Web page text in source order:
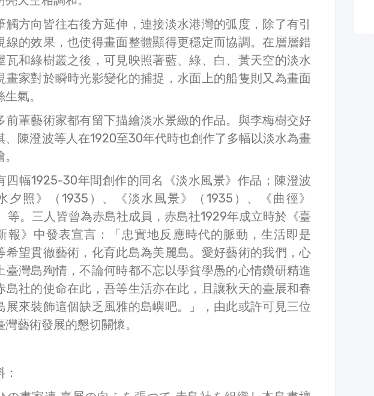
觸方向皆往右後方延伸，連接淡水港灣的弧度，除了有引
線的效果，也使得畫面整體顯得更穩定而協調。在層層錯
瓦和綠樹叢之後，可見映照著藍、綠、白、黃天空的淡水
畫家對於瞬時光影變化的捕捉，水面上的船隻則又為畫面
生氣。
前輩藝術家都有留下描繪淡水景緻的作品。與李梅樹交好
、陳澄波等人在1920至30年代時也創作了多幅以淡水為畫
四幅1925-30年間創作的同名《淡水風景》作品；陳澄波
夕照》（1935）、《淡水風景》（1935）、《曲徑》
等。三人皆曾為赤島社成員，赤島社1929年成立時於《臺
報》中發表宣言：「忠實地反應時代的脈動，生活即是
希望貫徹藝術，化育此島為美麗島。愛好藝術的我們，心
臺灣島殉情，不論何時都不忘以學貧學愚的心情鑽研精進
島社的使命在此，吾等生活亦在此，且讓秋天的臺展和春
展來裝飾這個缺乏風雅的島嶼吧。」，由此或許可見三位
灣藝術發展的懇切關懷。